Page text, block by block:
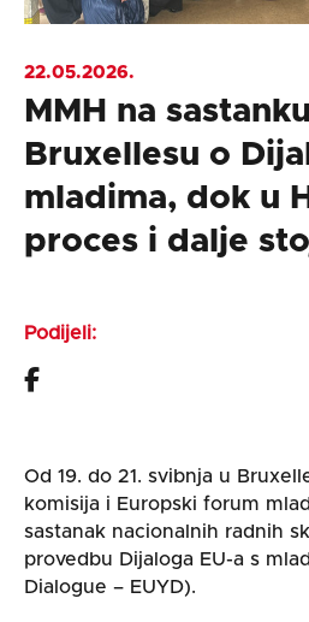
22.05.2026.
MMH na
Bruxellesu o
mladima, dok u
proces i dalje
Podijeli:
Od 19. do 21. svibnja u
komisija i Europski forum
sastanak nacionalnih radnih
provedbu Dijaloga EU-a s
Dialogue – EUYD).